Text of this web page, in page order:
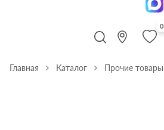
0
Главная Каталог Прочие товары